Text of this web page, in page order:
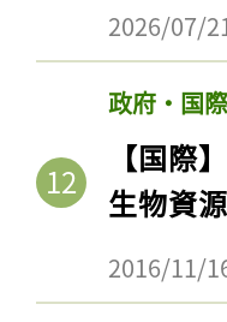
2026/07/
政府・国
【国際
生物資
2016/11/